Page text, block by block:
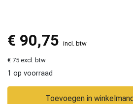
€ 90,75 incl. btw
€ 75 excl. btw
1 op voorraad
Toevoegen in winkelmand